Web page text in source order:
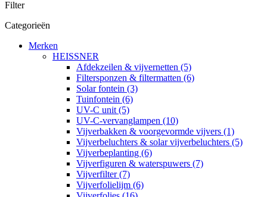
Filter
Categorieën
Merken
HEISSNER
Afdekzeilen & vijvernetten (5)
Filtersponzen & filtermatten (6)
Solar fontein (3)
Tuinfontein (6)
UV-C unit (5)
UV-C-vervanglampen (10)
Vijverbakken & voorgevormde vijvers (1)
Vijverbeluchters & solar vijverbeluchters (5)
Vijverbeplanting (6)
Vijverfiguren & waterspuwers (7)
Vijverfilter (7)
Vijverfolielijm (6)